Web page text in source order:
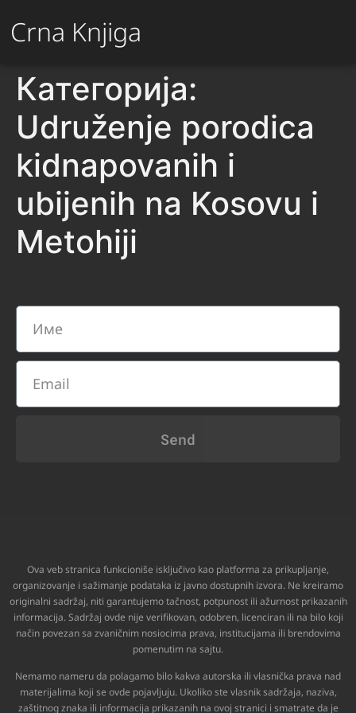
Crna Knjiga
Категорија:
Udruženje porodica
kidnapovanih i
ubijenih na Kosovu i
Metohiji
Send
Ova veb stranica funkcioniše isključivo kao platforma za prikupljanje,
organizovanje i sažimanje podataka iz javno dostupnih izvora. Ne kreiramo
originalni sadržaj, niti garantujemo tačnost, potpunost ili ažurnost prikazanih
informacija. Sadržaj ovde nije verifikovan, odobren, licenciran ili na bilo koji
način povezan sa zvaničnim nosiocima prava, institucijama ili brendovima
pomenutim na sajtu.
Nemamo nameru da polagamo bilo kakva autorska ili vlasnička prava nad
materijalima koji se ovde pojavljuju. Ukoliko ste vlasnik sadržaja, naziva,
zaštitnog znaka ili informacija prikazanih na ovoj stranici i smatrate da je